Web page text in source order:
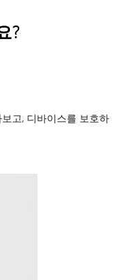
?
고, 디바이스를 보호하